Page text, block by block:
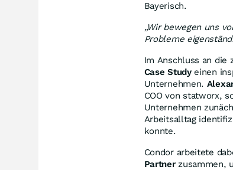
Bayerisch.
„Wir bewegen uns
Probleme
Im Anschluss an die
Case Studyeinen
Unternehmen.
COO von statworx,
Unternehmen
Arbeitsalltag
konnte.
Condor arbeitete
Partnerzusammen,